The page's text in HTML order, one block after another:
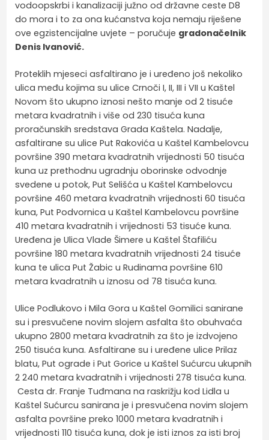
vodoopskrbi i kanalizaciji južno od državne ceste D8
do mora i to za ona kućanstva koja nemaju riješene
ove egzistencijalne uvjete – poručuje gradonačelnik
Denis Ivanović.
Proteklih mjeseci asfaltirano je i uređeno još nekoliko
ulica među kojima su ulice Crnoči I, II, III i VII u Kaštel
Novom što ukupno iznosi nešto manje od 2 tisuće
metara kvadratnih i više od 230 tisuća kuna
proračunskih sredstava Grada Kaštela. Nadalje,
asfaltirane su ulice Put Rakovića u Kaštel Kambelovcu
površine 390 metara kvadratnih vrijednosti 50 tisuća
kuna uz prethodnu ugradnju oborinske odvodnje
svedene u potok, Put Selišća u Kaštel Kambelovcu
površine 460 metara kvadratnih vrijednosti 60 tisuća
kuna, Put Podvornica u Kaštel Kambelovcu površine
410 metara kvadratnih i vrijednosti 53 tisuće kuna.
Uređena je Ulica Vlade Šimere u Kaštel Štafiliću
površine 180 metara kvadratnih vrijednosti 24 tisuće
kuna te ulica Put Žabic u Rudinama površine 610
metara kvadratnih u iznosu od 78 tisuća kuna.
Ulice Podlukovo i Mila Gora u Kaštel Gomilici sanirane
su i presvučene novim slojem asfalta što obuhvaća
ukupno 2800 metara kvadratnih za što je izdvojeno
250 tisuća kuna. Asfaltirane su i uređene ulice Prilaz
blatu, Put ograde i Put Gorice u Kaštel Sućurcu ukupnih
2 240 metara kvadratnih i vrijednosti 278 tisuća kuna.
Cesta dr. Franje Tuđmana na raskrižju kod Lidla u
Kaštel Sućurcu sanirana je i presvučena novim slojem
asfalta površine preko 1000 metara kvadratnih i
vrijednosti 110 tisuća kuna, dok je isti iznos za isti broj